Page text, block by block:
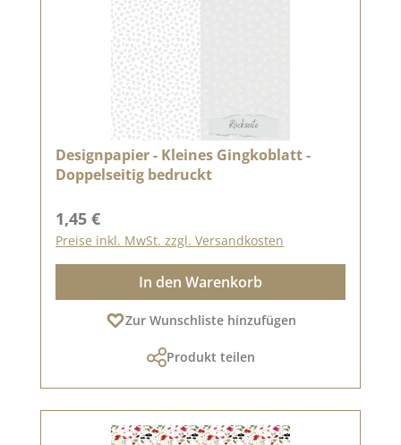
Designpapier - Kleines Gingkoblatt -
Doppelseitig bedruckt
Regulärer Preis:
1,45 €
Preise inkl. MwSt. zzgl. Versandkosten
In den Warenkorb
Zur Wunschliste hinzufügen
Produkt teilen